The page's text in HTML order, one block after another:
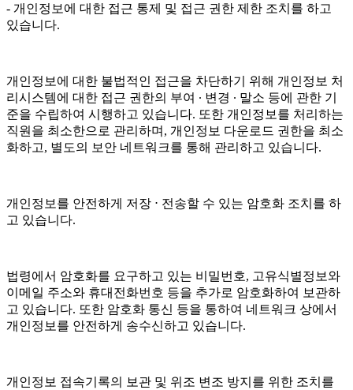
- 개인정보에 대한 접근 통제 및 접근 권한 제한 조치를 하고
있습니다.
개인정보에 대한 불법적인 접근을 차단하기 위해 개인정보 처
리시스템에 대한 접근 권한의 부여 ∙ 변경 ∙ 말소 등에 관한 기
준을 수립하여 시행하고 있습니다. 또한 개인정보를 처리하는
직원을 최소한으로 관리하며, 개인정보 다운로드 권한을 최소
화하고, 별도의 보안 네트워크를 통해 관리하고 있습니다.
개인정보를 안전하게 저장 ⋅ 전송할 수 있는 암호화 조치를 하
고 있습니다.
법령에서 암호화를 요구하고 있는 비밀번호, 고유식별정보와
이메일 주소와 휴대전화번호 등을 추가로 암호화하여 보관하
고 있습니다. 또한 암호화 통신 등을 통하여 네트워크 상에서
개인정보를 안전하게 송수신하고 있습니다.
개인정보 접속기록의 보관 및 위조 변조 방지를 위한 조치를